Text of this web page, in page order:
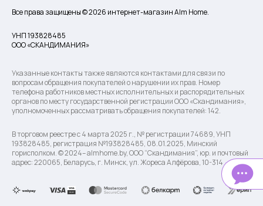
Все права защищены © 2026 интернет-магазин Alm Home.
УНП 193828485
ООО «СКАНДИМАНИЯ»
Указанные контакты также являются контактами для связи по
вопросам обращения покупателей о нарушении их прав. Номер
телефона работников местных исполнительных и распорядительных
органов по месту государственной регистрации ООО «Скандимания»,
уполномоченных рассматривать обращения покупателей: 142.
В торговом реестре с 4 марта 2025 г., № регистрации 74689, УНП
193828485, регистрация №193828485, 08.01.2025, Минский
горисполком. © 2024– almhome.by, ООО “Скандимания”, юр. и почтовый
адрес: 220065, Беларусь, г. Минск, ул. Жореса Алфёрова, 10-314